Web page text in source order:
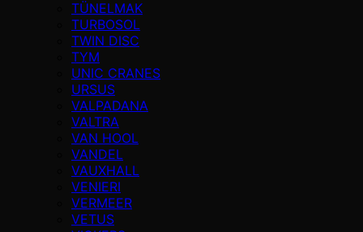
TÜNELMAK
TURBOSOL
TWIN DISC
TYM
UNIC CRANES
URSUS
VALPADANA
VALTRA
VAN HOOL
VANDEL
VAUXHALL
VENIERI
VERMEER
VETUS